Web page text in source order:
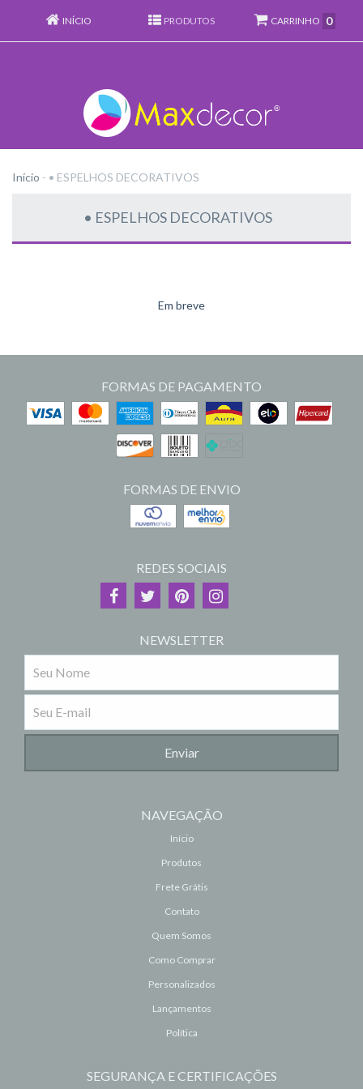
INÍCIO PRODUTOS CARRINHO 0
Início - • ESPELHOS DECORATIVOS
• ESPELHOS DECORATIVOS
Em breve
FORMAS DE PAGAMENTO
FORMAS DE ENVIO
REDES SOCIAIS
NEWSLETTER
NAVEGAÇÃO
Início
Produtos
Frete Grátis
Contato
Quem Somos
Como Comprar
Personalizados
Lançamentos
Política
SEGURANÇA E CERTIFICAÇÕES